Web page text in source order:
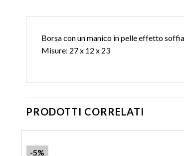
Borsa con un manico in pelle effetto
Misure: 27 x 12 x 23
PRODOTTI CORRELATI
-5%